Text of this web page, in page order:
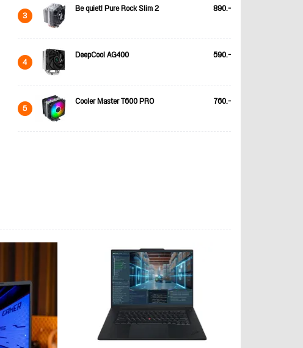
3 Be quiet! Pure Rock Slim 2 890.-
4 DeepCool AG400 590.-
5 Cooler Master T600 PRO 760.-